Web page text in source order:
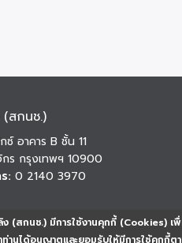
(สกนช.) มีการใช้งานคุกกี้ (Cookies) เ
าท่านได้อนุญาตและยอมรับให้มีการใช้คุก
สกนช.)
อาคาร B ชั้น 11
ร กรุงเทพฯ 10900
: 0 2140 3970